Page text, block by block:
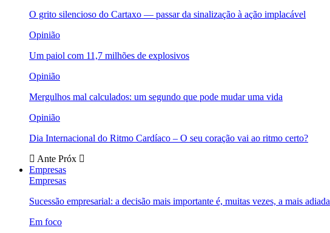
O grito silencioso do Cartaxo — passar da sinalização à ação implacável
Opinião
Um paiol com 11,7 milhões de explosivos
Opinião
Mergulhos mal calculados: um segundo que pode mudar uma vida
Opinião
Dia Internacional do Ritmo Cardíaco – O seu coração vai ao ritmo certo?
Ante Próx
Empresas
Empresas
Sucessão empresarial: a decisão mais importante é, muitas vezes, a mais adiada
Em foco